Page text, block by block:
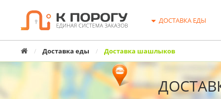
ДОСТАВКА ЕДЫ
ГлавнаяДоставка еды Доставка шашлыков